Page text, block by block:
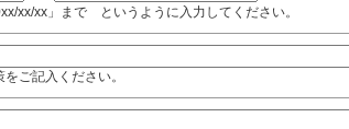
xx」まで というように入力してください。
ご記入ください。